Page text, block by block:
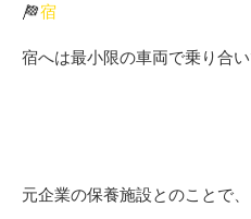
宿
宿へは最小限の車両で乗り合い
元企業の保養施設とのことで